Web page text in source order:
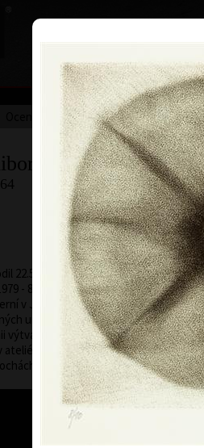
Home |
Sbírky
Smutný
22.5.1964 v Hořicích v
- 82 studoval na Střední
v Jablonci nad Nisou, 1982
umění v Praze. Od roku
výtvarných umění v Praze
Grafika I. Žije a